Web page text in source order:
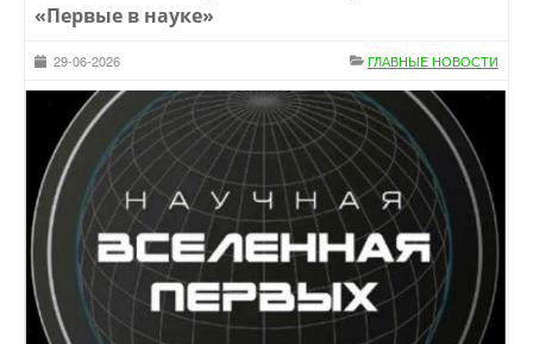
«Первые в науке»
29-06-2026 ГЛАВНЫЕ НОВОСТИ